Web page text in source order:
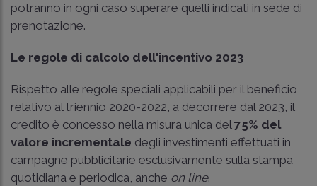
potranno in ogni caso superare quelli indicati in sede di
prenotazione.
Le regole di calcolo dell'incentivo 2023
Rispetto alle regole speciali applicabili per il beneficio
relativo al triennio 2020-2022, a decorrere dal 2023, il
credito è concesso nella misura unica del75% del
valore incrementale degli investimenti effettuati in
campagne pubblicitarie esclusivamente sulla stampa
quotidiana e periodica, anche on line.